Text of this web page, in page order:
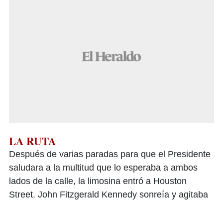
LA RUTA
Después de varias paradas para que el Presidente
saludara a la multitud que lo esperaba a ambos
lados de la calle, la limosina entró a Houston
Street. John Fitzgerald Kennedy sonreía y agitaba